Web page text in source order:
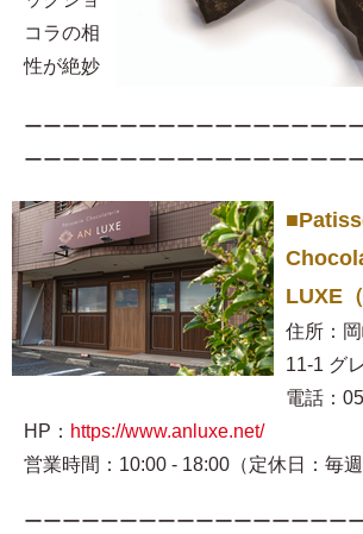
コラの相
性が絶妙
ーーーーーーーーーーーーーーーーー
ーーーーーーーーーーーーーーーーー
LUXE
住所：
11-1 グ
電話：
HP： https://www.anluxe.net/
営業時間：10:00 - 18:00（定休日：毎週
ーーーーーーーーーーーーーーーーー